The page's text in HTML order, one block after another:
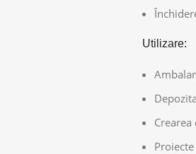
Utilizare: